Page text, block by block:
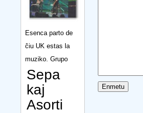
Esenca parto de
ĉiu UK estas la
muziko. Grupo
Sepa
kaj
Asorti